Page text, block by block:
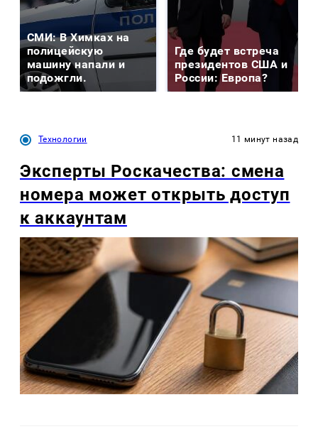
СМИ: В Химках на
полицейскую
машину напали и
подожгли.
Где будет встреча
президентов США и
России: Европа?
Технологии 11 минут назад
Эксперты Роскачества: смена
номера может открыть доступ
к аккаунтам